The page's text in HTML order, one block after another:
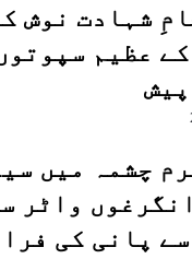
شہادت نوش
عظیم
چشمہ میں
واٹر
پانی کی